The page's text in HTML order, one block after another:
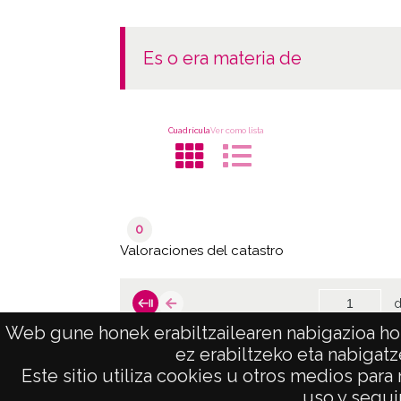
Web gune honek erabiltzailearen nabigazioa
ez erabiltzeko eta
Este sitio utiliza cookies u otros medios
es o era materia de
CuadrículaVer como lista
0
Valoraciones del catastro
AVISO LEGAL